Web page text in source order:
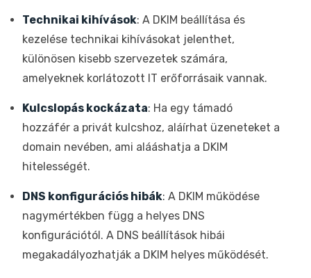
Technikai kihívások: A DKIM beállítása és
kezelése technikai kihívásokat jelenthet,
különösen kisebb szervezetek számára,
amelyeknek korlátozott IT erőforrásaik vannak.
Kulcslopás kockázata: Ha egy támadó
hozzáfér a privát kulcshoz, aláírhat üzeneteket a
domain nevében, ami alááshatja a DKIM
hitelességét.
DNS konfigurációs hibák: A DKIM működése
nagymértékben függ a helyes DNS
konfigurációtól. A DNS beállítások hibái
megakadályozhatják a DKIM helyes működését.